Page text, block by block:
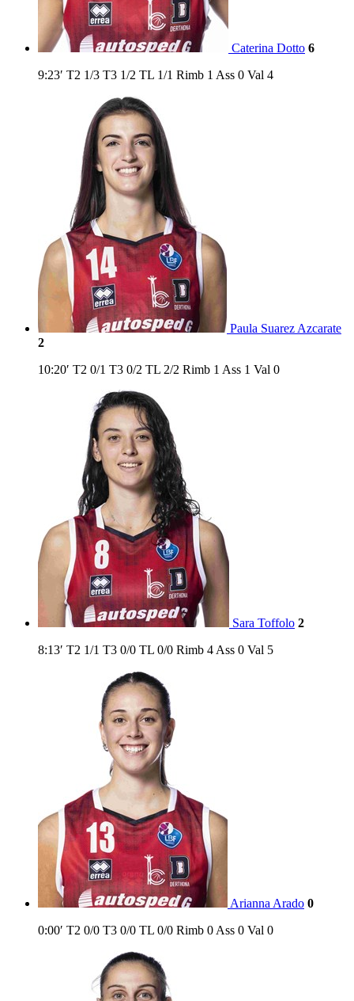
Caterina Dotto 6
9:23′ T2 1/3 T3 1/2 TL 1/1 Rimb 1 Ass 0 Val 4
Paula Suarez Azcarate
2
10:20′ T2 0/1 T3 0/2 TL 2/2 Rimb 1 Ass 1 Val 0
Sara Toffolo 2
8:13′ T2 1/1 T3 0/0 TL 0/0 Rimb 4 Ass 0 Val 5
Arianna Arado 0
0:00′ T2 0/0 T3 0/0 TL 0/0 Rimb 0 Ass 0 Val 0